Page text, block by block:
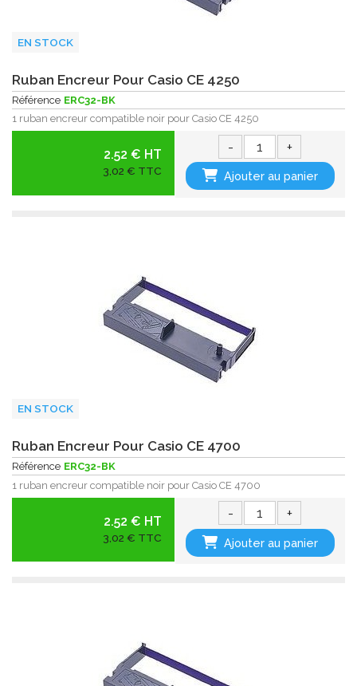
EN STOCK
Ruban Encreur Pour Casio CE 4250
Référence ERC32-BK
1 ruban encreur compatible noir pour Casio CE 4250
2.52 € HT
3,02 € TTC
- +
Ajouter au panier
EN STOCK
Ruban Encreur Pour Casio CE 4700
Référence ERC32-BK
1 ruban encreur compatible noir pour Casio CE 4700
2.52 € HT
3,02 € TTC
- +
Ajouter au panier